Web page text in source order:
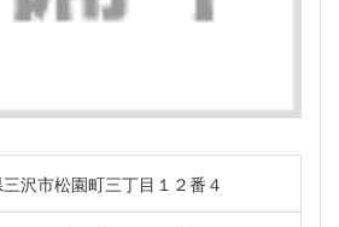
沢市松園町三丁目１２番４